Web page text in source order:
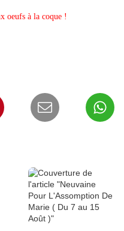
oeufs à la coque !